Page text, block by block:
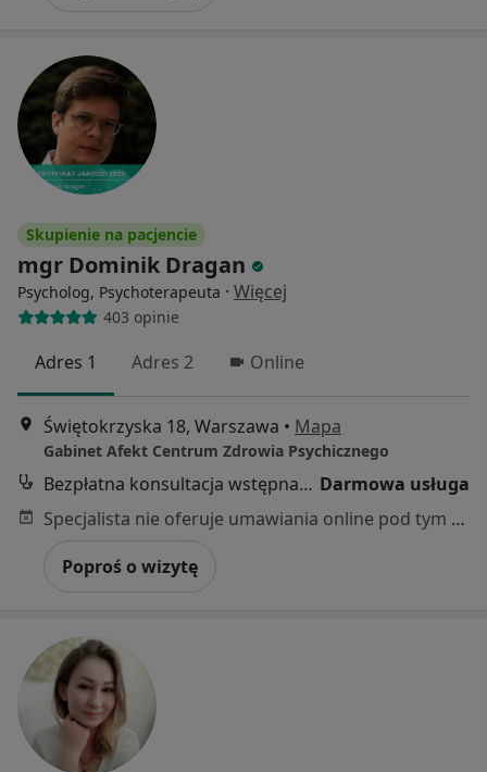
Skupienie na pacjencie
mgr Dominik Dragan
Psycholog, Psychoterapeuta · Więcej
403 opinie
Adres 1 Adres 2 Online
Świętokrzyska 18, Warszawa • Mapa
Gabinet Afekt Centrum Zdrowia Psychicznego
Bezpłatna konsultacja wstępna - telefoniczna Darmowa usługa
Specjalista nie oferuje umawiania online pod tym adresem.
Poproś o wizytę